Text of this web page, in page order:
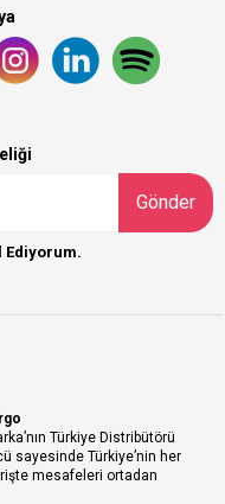
Gönder
Ediyorum.
Türkiye Distribütörü
sayesinde Türkiye’nin her
mesafeleri ortadan